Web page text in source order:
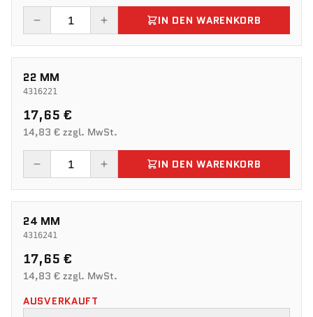
IN DEN WARENKORB
22 MM
4316221
17,65 €
14,83 € zzgl. MwSt.
IN DEN WARENKORB
24 MM
4316241
17,65 €
14,83 € zzgl. MwSt.
AUSVERKAUFT